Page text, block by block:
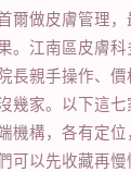
爾做皮膚管理
。江南區皮膚
院長親手操作、
幾家。以下這
機構，各有定
可以先收藏再慢